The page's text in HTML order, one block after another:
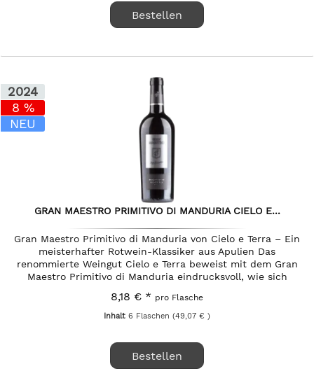
Bestellen
2024
8 %
NEU
GRAN MAESTRO PRIMITIVO DI MANDURIA CIELO E...
Gran Maestro Primitivo di Manduria von Cielo e Terra – Ein
meisterhafter Rotwein-Klassiker aus Apulien Das
renommierte Weingut Cielo e Terra beweist mit dem Gran
Maestro Primitivo di Manduria eindrucksvoll, wie sich
8,18 € * pro Flasche
Inhalt6 Flaschen(49,07 € )
Bestellen